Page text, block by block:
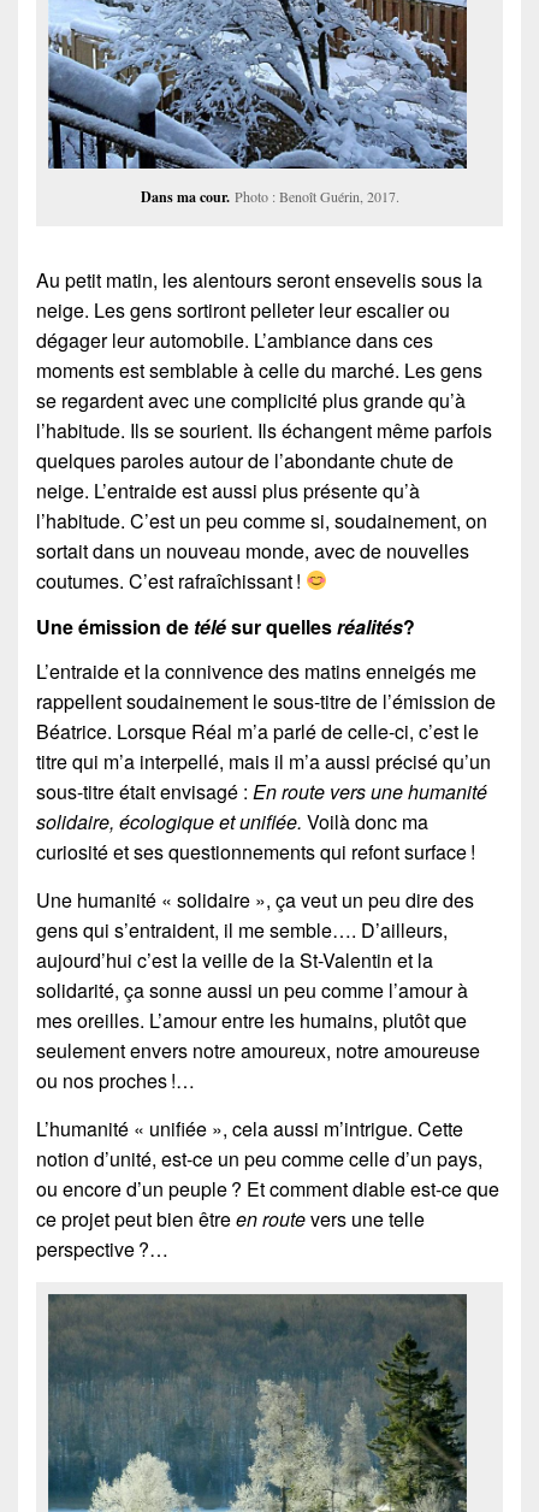
Dans ma cour.Photo : Benoît Guérin, 2017.
Au petit matin, les alentours seront ensevelis sous la
neige. Les gens sortiront pelleter leur escalier ou
dégager leur automobile. L’ambiance dans ces
moments est semblable à celle du marché. Les gens
se regardent avec une complicité plus grande qu’à
l’habitude. Ils se sourient. Ils échangent même parfois
quelques paroles autour de l’abondante chute de
neige. L’entraide est aussi plus présente qu’à
l’habitude. C’est un peu comme si, soudainement, on
sortait dans un nouveau monde, avec de nouvelles
coutumes. C’est rafraîchissant !
Une émission de télésur quellesréalités?
L’entraide et la connivence des matins enneigés me
rappellent soudainement le sous-titre de l’émission de
Béatrice. Lorsque Réal m’a parlé de celle-ci, c’est le
titre qui m’a interpellé, mais il m’a aussi précisé qu’un
sous-titre était envisagé : En route vers une humanité
solidaire, écologique et unifiée. Voilà donc ma
curiosité et ses questionnements qui refont surface !
Une humanité « solidaire », ça veut un peu dire des
gens qui s’entraident, il me semble…. D’ailleurs,
aujourd’hui c’est la veille de la St-Valentin et la
solidarité, ça sonne aussi un peu comme l’amour à
mes oreilles. L’amour entre les humains, plutôt que
seulement envers notre amoureux, notre amoureuse
ou nos proches !…
L’humanité « unifiée », cela aussi m’intrigue. Cette
notion d’unité, est-ce un peu comme celle d’un pays,
ou encore d’un peuple ? Et comment diable est-ce que
ce projet peut bien êtreen routevers une telle
perspective ?…